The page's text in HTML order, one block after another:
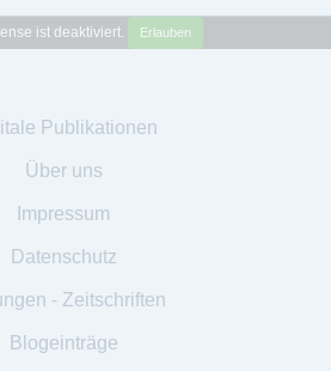
ist deaktiviert. Erlauben
Publikationen
Über uns
Impressum
Datenschutz
- Zeitschriften
Blogeinträge